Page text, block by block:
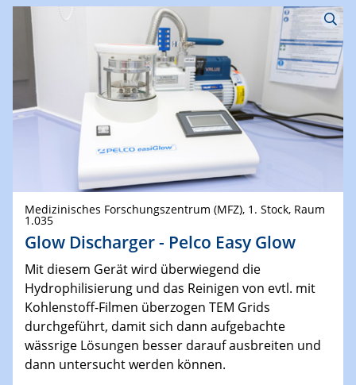
Medizinisches Forschungszentrum (MFZ), 1. Stock, Raum
1.035
Glow Discharger - Pelco Easy Glow
Mit diesem Gerät wird überwiegend die
Hydrophilisierung und das Reinigen von evtl. mit
Kohlenstoff-Filmen überzogen TEM Grids
durchgeführt, damit sich dann aufgebachte
wässrige Lösungen besser darauf ausbreiten und
dann untersucht werden können.